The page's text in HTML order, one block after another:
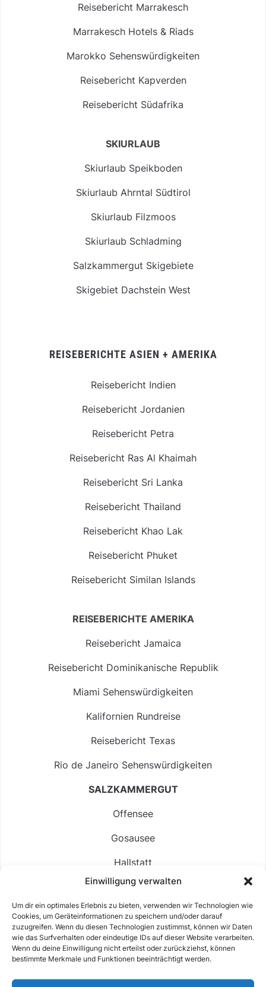
Einwilligung verwalten
Um dir ein optimales Erlebnis zu bieten, verwenden wir Technologien wie
Cookies, um Geräteinformationen zu speichern und/oder darauf
zuzugreifen. Wenn du diesen Technologien zustimmst, können wir Daten
wie das Surfverhalten oder eindeutige IDs auf dieser Website verarbeiten.
Wenn du deine Einwilligung nicht erteilst oder zurückziehst, können
bestimmte Merkmale und Funktionen beeinträchtigt werden.
Reisebericht Marrakesch
Marrakesch Hotels & Riads
Marokko Sehenswürdigkeiten
Reisebericht Kapverden
Reisebericht Südafrika
SKIURLAUB
Skiurlaub Speikboden
Skiurlaub Ahrntal Südtirol
Skiurlaub Filzmoos
Skiurlaub Schladming
Salzkammergut Skigebiete
Skigebiet Dachstein West
REISEBERICHTE ASIEN + AMERIKA
Reisebericht Indien
Reisebericht Jordanien
Reisebericht Petra
Reisebericht Ras Al Khaimah
Reisebericht Sri Lanka
Reisebericht Thailand
Reisebericht Khao Lak
Reisebericht Phuket
Reisebericht Similan Islands
REISEBERICHTE AMERIKA
Reisebericht Jamaica
Reisebericht Dominikanische Republik
Miami Sehenswürdigkeiten
Kalifornien Rundreise
Reisebericht Texas
Rio de Janeiro Sehenswürdigkeiten
SALZKAMMERGUT
Offensee
Gosausee
Hallstatt
Langbathsee
Altausseer See
Hintersee